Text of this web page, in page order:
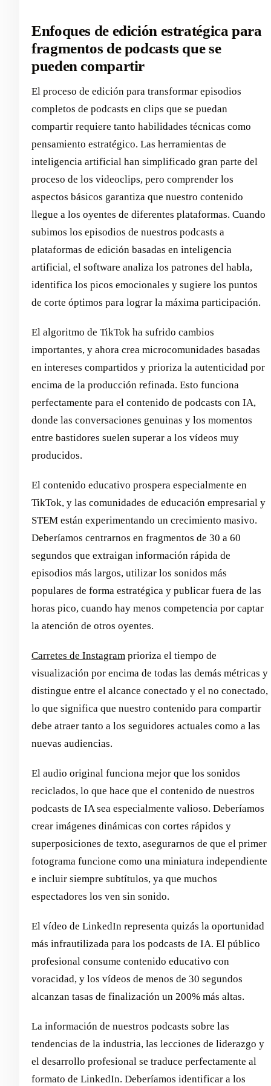
Enfoques de edición estratégica para
fragmentos de podcasts que se
pueden compartir
El proceso de edición para transformar episodios
completos de podcasts en clips que se puedan
compartir requiere tanto habilidades técnicas como
pensamiento estratégico. Las herramientas de
inteligencia artificial han simplificado gran parte del
proceso de los videoclips, pero comprender los
aspectos básicos garantiza que nuestro contenido
llegue a los oyentes de diferentes plataformas. Cuando
subimos los episodios de nuestros podcasts a
plataformas de edición basadas en inteligencia
artificial, el software analiza los patrones del habla,
identifica los picos emocionales y sugiere los puntos
de corte óptimos para lograr la máxima participación.
El algoritmo de TikTok ha sufrido cambios
importantes, y ahora crea microcomunidades basadas
en intereses compartidos y prioriza la autenticidad por
encima de la producción refinada. Esto funciona
perfectamente para el contenido de podcasts con IA,
donde las conversaciones genuinas y los momentos
entre bastidores suelen superar a los vídeos muy
producidos.
El contenido educativo prospera especialmente en
TikTok, y las comunidades de educación empresarial y
STEM están experimentando un crecimiento masivo.
Deberíamos centrarnos en fragmentos de 30 a 60
segundos que extraigan información rápida de
episodios más largos, utilizar los sonidos más
populares de forma estratégica y publicar fuera de las
horas pico, cuando hay menos competencia por captar
la atención de otros oyentes.
Carretes de Instagram prioriza el tiempo de
visualización por encima de todas las demás métricas y
distingue entre el alcance conectado y el no conectado,
lo que significa que nuestro contenido para compartir
debe atraer tanto a los seguidores actuales como a las
nuevas audiencias.
El audio original funciona mejor que los sonidos
reciclados, lo que hace que el contenido de nuestros
podcasts de IA sea especialmente valioso. Deberíamos
crear imágenes dinámicas con cortes rápidos y
superposiciones de texto, asegurarnos de que el primer
fotograma funcione como una miniatura independiente
e incluir siempre subtítulos, ya que muchos
espectadores los ven sin sonido.
El vídeo de LinkedIn representa quizás la oportunidad
más infrautilizada para los podcasts de IA. El público
profesional consume contenido educativo con
voracidad, y los vídeos de menos de 30 segundos
alcanzan tasas de finalización un 200% más altas.
La información de nuestros podcasts sobre las
tendencias de la industria, las lecciones de liderazgo y
el desarrollo profesional se traduce perfectamente al
formato de LinkedIn. Deberíamos identificar a los